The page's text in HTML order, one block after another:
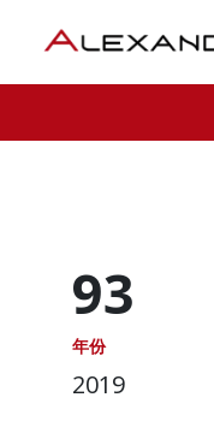
93
年份
2019